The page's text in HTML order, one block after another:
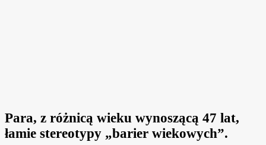
Para, z różnicą wieku wynoszącą 47 lat,
łamie stereotypy „barier wiekowych”.